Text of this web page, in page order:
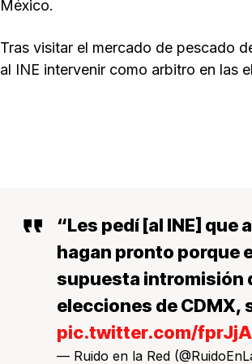
México.
Tras visitar el mercado de pescado
al INE intervenir como arbitro en las
“Les pedí [al INE]
hagan pronto porque
supuesta intromisión
elecciones de CDMX,
pic.twitter.com/
— Ruido en la Red